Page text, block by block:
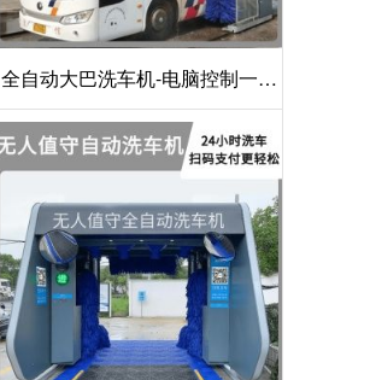
全自动大巴洗车机-电脑控制一键
启动清洗[隆茂鑫晟]